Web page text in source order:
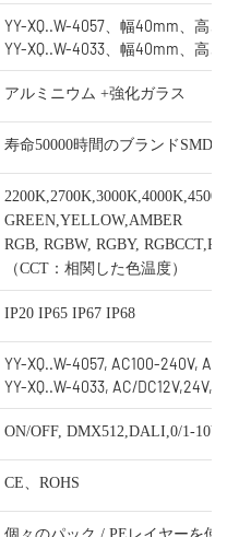
YY-XQ..W-4057、幅40mm、高さ
YY-XQ..W-4033、幅40mm、高さ
アルミニウム +強化ガラス
寿命50000時間のブランドSMD
GREEN,YELLOW,AMBER
RGB, RGBW, RGBY,
（CCT：相関した色温度）
IP20 IP65 IP67 IP68
YY-XQ..W-4057, AC100-240V, AC/
YY-XQ..W-4033, AC/
ON/OFF, DMX512,DALI,0/1-10V,
CE、ROHS